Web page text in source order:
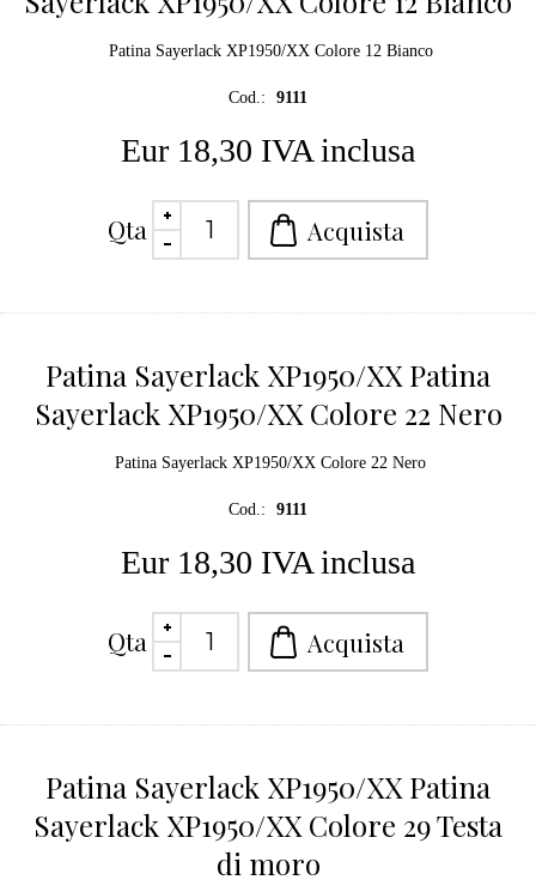
Patina Sayerlack XP1950/XX Colore 12 Bianco
Cod.: 9111
Eur 18,30 IVA inclusa
Qta
Patina Sayerlack XP1950/XX Patina
Sayerlack XP1950/XX Colore 22 Nero
Patina Sayerlack XP1950/XX Colore 22 Nero
Cod.: 9111
Eur 18,30 IVA inclusa
Qta
Patina Sayerlack XP1950/XX Patina
Sayerlack XP1950/XX Colore 29 Testa
di moro